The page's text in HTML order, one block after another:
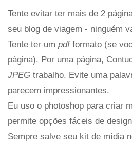
Tente evitar ter mais de 2
seu blog de viagem - ninguém
Tente ter um pdf formato (se
página). Por uma página,
JPEG trabalho. Evite uma
parecem impressionantes.
Eu uso o photoshop para criar
permite opções fáceis de
Sempre salve seu kit de mídia